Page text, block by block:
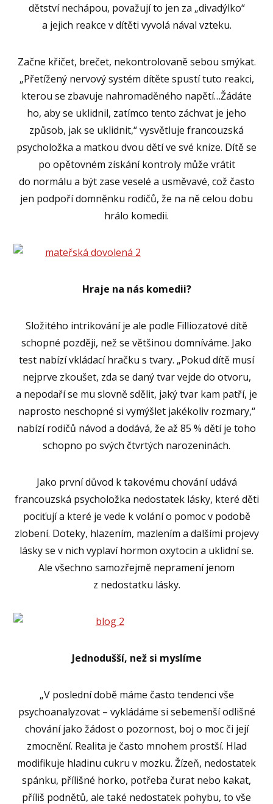
dětství nechápou, považují to jen za „divadýlko“
a jejich reakce v dítěti vyvolá nával vzteku.
Začne křičet, brečet, nekontrolovaně sebou smýkat.
„Přetížený nervový systém dítěte spustí tuto reakci,
kterou se zbavuje nahromaděného napětí…Žádáte
ho, aby se uklidnil, zatímco tento záchvat je jeho
způsob, jak se uklidnit,“ vysvětluje francouzská
psycholožka a matkou dvou dětí ve své knize. Dítě se
po opětovném získání kontroly může vrátit
do normálu a být zase veselé a usměvavé, což často
jen podpoří domněnku rodičů, že na ně celou dobu
hrálo komedii.
Hraje na nás komedii?
Složitého intrikování je ale podle Filliozatové dítě
schopné později, než se většinou domníváme. Jako
test nabízí vkládací hračku s tvary. „Pokud dítě musí
nejprve zkoušet, zda se daný tvar vejde do otvoru,
a nepodaří se mu slovně sdělit, jaký tvar kam patří, je
naprosto neschopné si vymýšlet jakékoliv rozmary,“
nabízí rodičů návod a dodává, že až 85 % dětí je toho
schopno po svých čtvrtých narozeninách.
Jako první důvod k takovému chování udává
francouzská psycholožka nedostatek lásky, které děti
pociťují a které je vede k volání o pomoc v podobě
zlobení. Doteky, hlazením, mazlením a dalšími projevy
lásky se v nich vyplaví hormon oxytocin a uklidní se.
Ale všechno samozřejmě nepramení jenom
z nedostatku lásky.
Jednodušší, než si myslíme
„V poslední době máme často tendenci vše
psychoanalyzovat – vykládáme si sebemenší odlišné
chování jako žádost o pozornost, boj o moc či její
zmocnění. Realita je často mnohem prostší. Hlad
modifikuje hladinu cukru v mozku. Žízeň, nedostatek
spánku, přílišné horko, potřeba čurat nebo kakat,
příliš podnětů, ale také nedostatek pohybu, to vše